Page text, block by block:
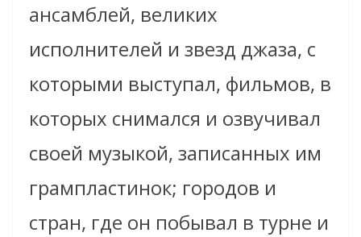
ансамблей, великих
исполнителей и звезд джаза, с
которыми выступал, фильмов, в
которых снимался и озвучивал
своей музыкой, записанных им
грампластинок; городов и
стран, где он побывал в турне и